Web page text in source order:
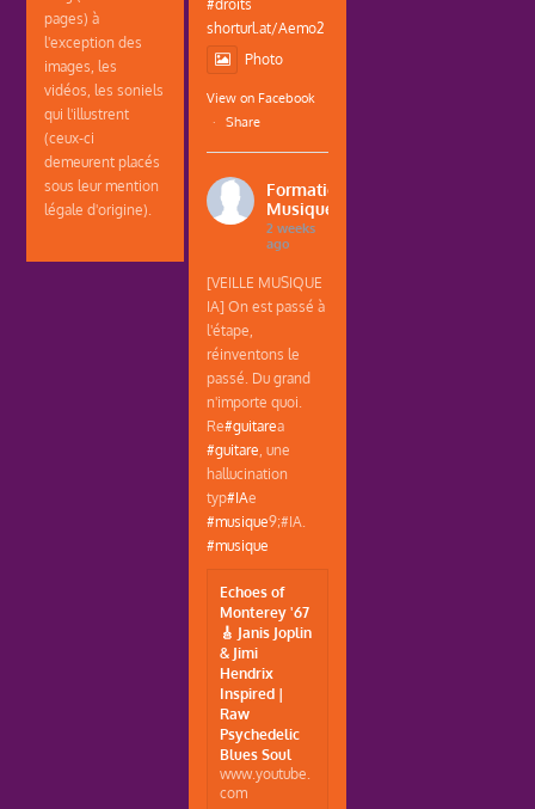
pages) à
l'exception des
images, les
vidéos, les soniels
qui l'illustrent
(ceux-ci
demeurent placés
sous leur mention
légale d'origine).
#droits
shorturl.at/Aemo2
Photo
View on Facebook
·
Share
Formations
Musique
2 weeks
ago
[VEILLE MUSIQUE
IA] On est passé à
l'étape,
réinventons le
passé. Du grand
n'importe quoi.
Re#guitarea
#guitare, une
hallucination
typ#IAe
#musique9;#IA.
#musique
Echoes of
Monterey '67
🎸 Janis Joplin
& Jimi
Hendrix
Inspired |
Raw
Psychedelic
Blues Soul
www.youtube.
com